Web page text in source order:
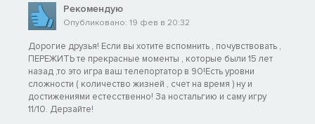
Рекомендую
Опубликовано: 19 фев в 20:32
Дорогие друзья! Если вы хотите вспомнить , почувствовать ,
ПЕРЕЖИТЬ те прекрасные моменты , которые были 15 лет
назад ,то это игра ваш телепортатор в 90!Есть уровни
сложности ( количество жизней , счет на время ) ну и
достижениями естесственно! За ностальгию и саму игру
11/10. Дерзайте!